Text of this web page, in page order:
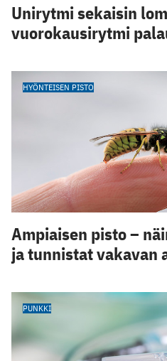
Unirytmi sekaisin
vuorokausirytmi
HYÖNTEISEN PISTO
Ampiaisen pisto –
ja tunnistat vakavan
PUNKKI